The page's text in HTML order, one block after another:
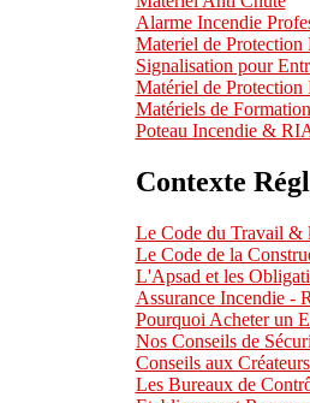
Alarme Incendie
Materiel de Protection
Signalisation pour
Matériel de Protection
Matériels de
Poteau Incendie &
Contexte
Le Code du Travail &
Le Code de la
L'Apsad et les
Assurance Incendie -
Pourquoi Acheter un
Nos Conseils de
Conseils aux
Les Bureaux de